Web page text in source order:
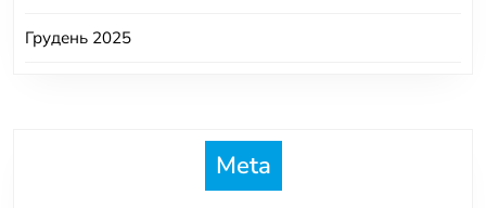
Грудень 2025
Meta